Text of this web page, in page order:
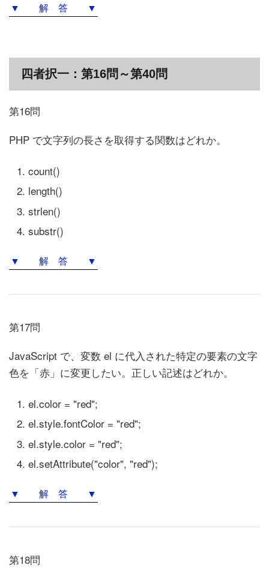
▼ 解 答 ▼
四者択一：第16問～第40問
第16問
PHP で文字列の長さを取得する関数はどれか。
count()
length()
strlen()
substr()
▼ 解 答 ▼
第17問
JavaScript で、変数 el に代入された特定の要素の文字
色を「赤」に変更したい。正しい記述はどれか。
el.color = "red";
el.style.fontColor = "red";
el.style.color = "red";
el.setAttribute("color", "red");
▼ 解 答 ▼
第18問